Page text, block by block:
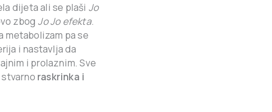
dijeta ali se plaši Jo
zbog Jo Jo efekta.
metabolizam pa se
i nastavlja da
i prolaznim. Sve
stvarno raskrinka i